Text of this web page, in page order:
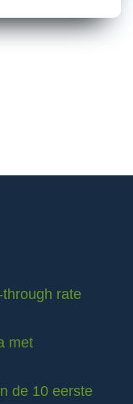
rate
met
de 10 eerste